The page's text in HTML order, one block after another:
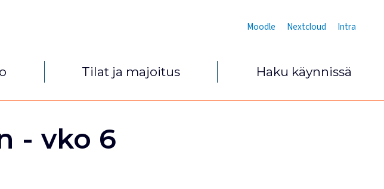
Moodle Nextcloud Intra
Tilat ja majoitus Haku käynnissä
- vko 6